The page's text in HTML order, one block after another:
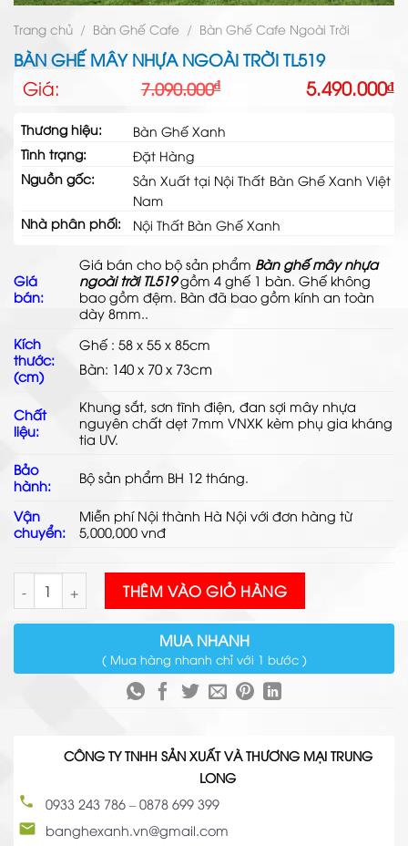
Trang chủ / Bàn Ghế Cafe / Bàn Ghế Cafe Ngoài Trời
BÀN GHẾ MÂY NHỰA NGOÀI TRỜI TL519
Giá: 7.090.000₫
Giá
gốc
là:
7.090.000₫.
5.490.000₫
Giá
hiện
tại
là:
5.490.000₫.
Thương hiệu:
Bàn Ghế Xanh
Tình trạng:
Đặt Hàng
Nguồn gốc:
Sản Xuất tại Nội Thất Bàn Ghế Xanh Việt
Nam
Nhà phân phối:
Nội Thất Bàn Ghế Xanh
Giá
bán:
Giá bán cho bộ sản phẩm Bàn ghế mây nhựa
ngoài trời TL519gồm 4 ghế 1 bàn. Ghế không
bao gồm đệm. Bàn đã bao gồm kính an toàn
dày 8mm..
Kích
thước:
(cm)
Ghế : 58 x 55 x 85cm
Bàn: 140 x 70 x 73cm
Chất
liệu:
Khung sắt, sơn tĩnh điện, đansợi mây nhựa
nguyên chất dẹt 7mm VNXK kèm phụ gia kháng
tia UV.
Bảo
hành:
Bộ sản phẩm BH 12 tháng.
Vận
chuyển:
Miễn phí Nội thành Hà Nội với đơn hàng từ
5,000,000 vnđ
Bàn Ghế Mây Nhựa Ngoài Trời TL519 số lượng
THÊM VÀO GIỎ HÀNG
MUA NHANH
( Mua hàng nhanh chỉ với 1 bước )
CÔNG TY TNHH SẢN XUẤT VÀ THƯƠNG MẠI TRUNG
LONG
0933 243 786 – 0878 699 399
banghexanh.vn@gmail.com